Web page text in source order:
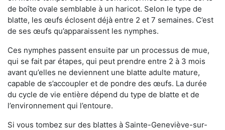
de boîte ovale semblable à un haricot. Selon le type de
blatte, les œufs éclosent déjà entre 2 et 7 semaines. C’est
de ses œufs qu’apparaissent les nymphes.
Ces nymphes passent ensuite par un processus de mue,
qui se fait par étapes, qui peut prendre entre 2 à 3 mois
avant qu’elles ne deviennent une blatte adulte mature,
capable de s’accoupler et de pondre des œufs. La durée
du cycle de vie entière dépend du type de blatte et de
l’environnement qui l’entoure.
Si vous tombez sur des blattes à Sainte-Geneviève-sur-